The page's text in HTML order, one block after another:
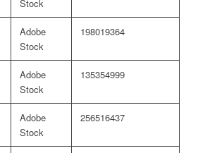
Stock
Adobe
Stock
198019364
Adobe
Stock
135354999
Adobe
Stock
256516437